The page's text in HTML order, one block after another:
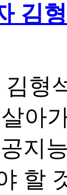
김
김형
아
지
할